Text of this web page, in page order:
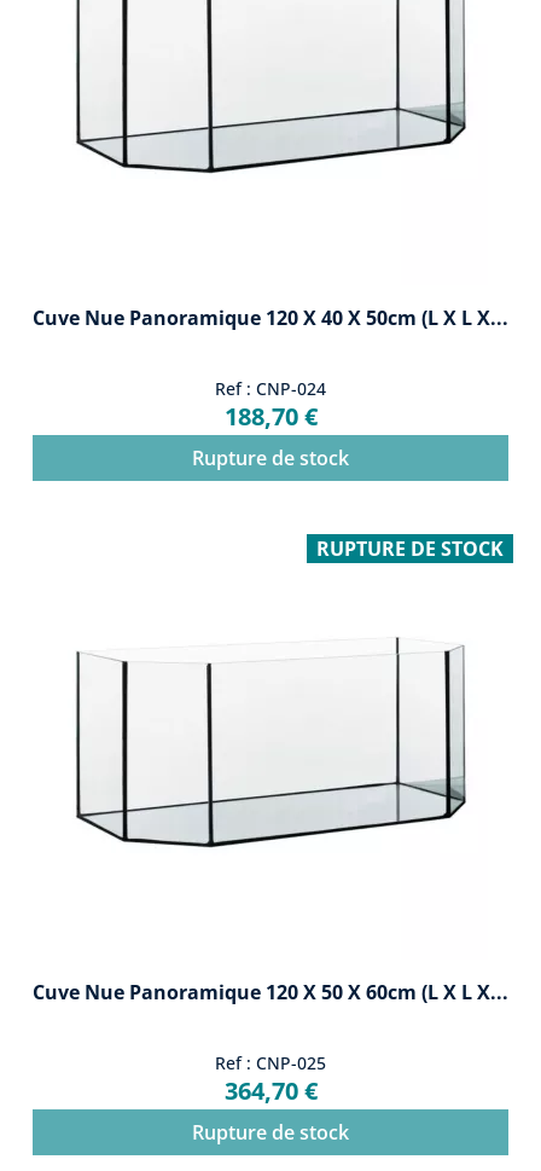
Cuve Nue Panoramique 120 X 40 X 50cm (L X L X...
Ref : CNP-024
188,70 €
Rupture de stock
Cuve Nue Panoramique 120 X 50 X 60cm (L X L X...
Ref : CNP-025
364,70 €
Rupture de stock
RUPTURE DE STOCK